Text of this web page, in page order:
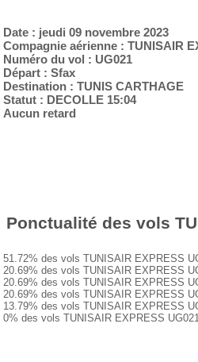
Date : jeudi 09 novembre 2023
Compagnie aérienne : TUNISAIR
Numéro du vol : UG021
Départ : Sfax
Destination : TUNIS CARTHAGE
Statut : DECOLLE 15:04
Aucun retard
Ponctualité des vols
51.72% des vols TUNISAIR EXPRESS
20.69% des vols TUNISAIR EXPRESS
20.69% des vols TUNISAIR EXPRESS
20.69% des vols TUNISAIR EXPRESS
13.79% des vols TUNISAIR EXPRESS
0% des vols TUNISAIR EXPRESS